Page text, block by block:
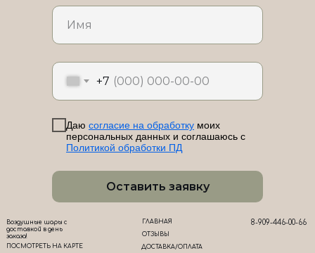
ЛоШАРик на карте Новороссийска — Яндекс Карты
+7
Даю согласие на обработку моих
персональных данных и соглашаюсь с
Политикой обработки ПД
Оставить заявку
ОТЗЫВЫ
ГЛАВНАЯ
ДОСТАВКА/ОПЛАТА
8-909-446-00-66
Воздушные шары с
доставкой в день
заказа!
ПОСМОТРЕТЬ НА КАРТЕ